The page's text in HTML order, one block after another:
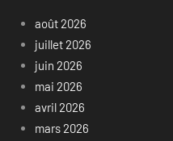
août 2026
juillet 2026
juin 2026
mai 2026
avril 2026
mars 2026